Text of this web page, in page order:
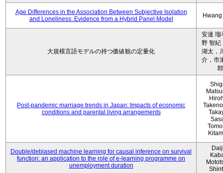
Age Differences in the Association Between Subjective Isolation
and Loneliness: Evidence from a Hybrid Panel Model
大規模言語モデルの持つ価値観の定量化
安達 瑠
野 智紀
湖太，
介，市
郎
Post-pandemic marriage trends in Japan: Impacts of economic
conditions and parental living arrangements
Double/debiased machine learning for causal inference on survival
function: an application to the role of e-learning programme on
unemployment duration